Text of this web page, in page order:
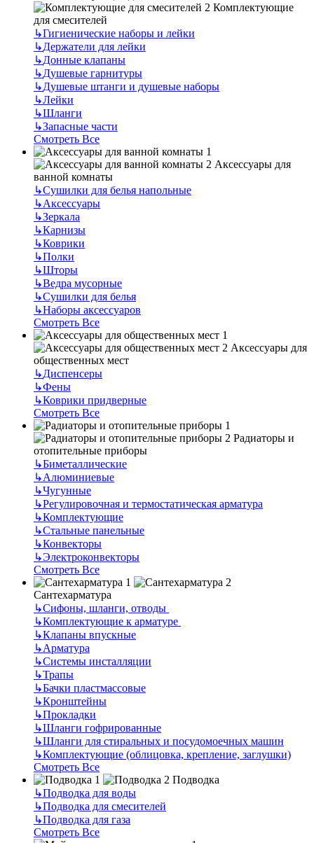
Комплектующие
для смесителей
↳Гигиенические наборы и лейки
↳Держатели для лейки
↳Донные клапаны
↳Душевые гарнитуры
↳Душевые штанги и душевые наборы
↳Лейки
↳Шланги
↳Запасные части
Смотреть Все
Аксессуары для
ванной комнаты
↳Сушилки для белья напольные
↳Аксессуары
↳Зеркала
↳Карнизы
↳Коврики
↳Полки
↳Шторы
↳Ведра мусорные
↳Сушилки для белья
↳Наборы аксессуаров
Смотреть Все
Аксессуары для
общественных мест
↳Диспенсеры
↳Фены
↳Коврики придверные
Смотреть Все
Радиаторы и
отопительные приборы
↳Биметаллические
↳Алюминиевые
↳Чугунные
↳Регулировочная и термостатическая арматура
↳Комплектующие
↳Стальные панельные
↳Конвекторы
↳Электроконвекторы
Смотреть Все
Сантехарматура
↳Сифоны, шланги, отводы
↳Комплектующие к арматуре
↳Клапаны впускные
↳Арматура
↳Системы инсталляции
↳Трапы
↳Бачки пластмассовые
↳Кронштейны
↳Прокладки
↳Шланги гофрированные
↳Шланги для стиральных и посудомоечных машин
↳Комплектующие (облицовка, крепление, заглушки)
Смотреть Все
Подводка
↳Подводка для воды
↳Подводка для смесителей
↳Подводка для газа
Смотреть Все